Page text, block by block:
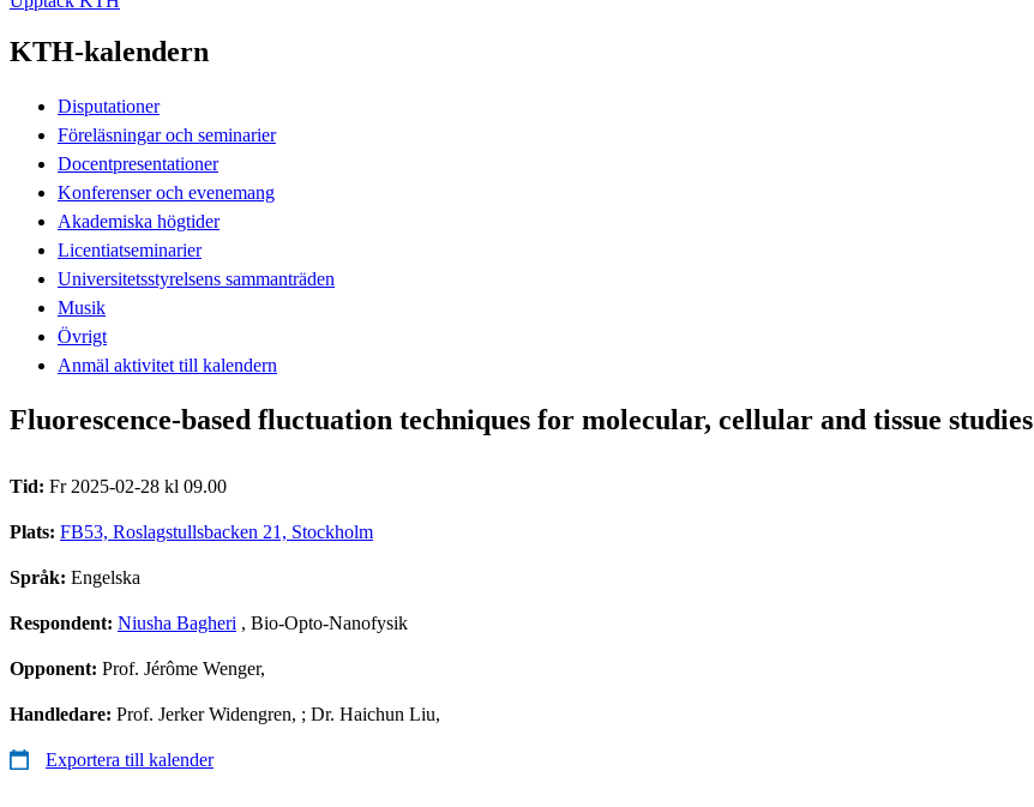
KTH-kalendern
Disputationer
Föreläsningar och seminarier
Docentpresentationer
Konferenser och evenemang
Akademiska högtider
Licentiatseminarier
Universitetsstyrelsens sammanträden
Musik
Övrigt
Anmäl aktivitet till kalendern
Fluorescence-based fluctuation techniques for molecular, cellular and tissue studies
Tid: Fr 2025-02-28 kl 09.00
Plats: FB53, Roslagstullsbacken 21, Stockholm
Språk: Engelska
Respondent: Niusha Bagheri , Bio-Opto-Nanofysik
Opponent: Prof. Jérôme Wenger,
Handledare: Prof. Jerker Widengren, ; Dr. Haichun Liu,
Exportera till kalender